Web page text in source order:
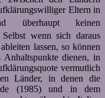
Eltern in
keinen
wenn sich daraus
lassen, so können
Anhaltspunkte dienen, in
vermutlich
Länder, in denen die
(1985) und in dem